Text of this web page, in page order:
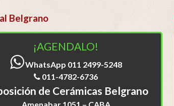
Belgrano
¡AGENDALO!
WhatsApp 011 2499-5248
011-4782-6736
de Cerámicas Belgrano